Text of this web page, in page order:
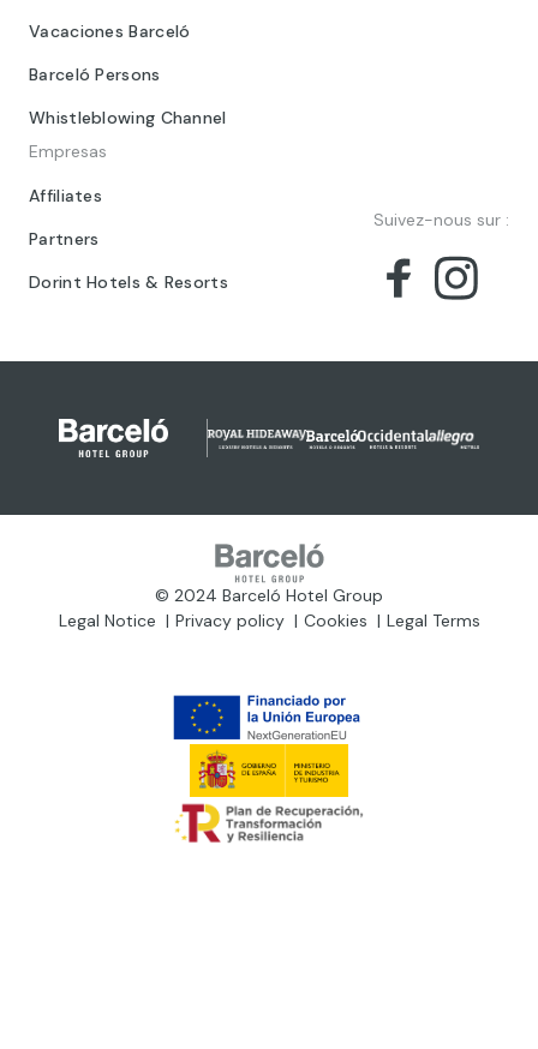
Vacaciones Barceló
Barceló Persons
Whistleblowing Channel
Empresas
Affiliates
Partners
Dorint Hotels & Resorts
Suivez-nous sur :
© 2024 Barceló Hotel Group
Legal Notice
Privacy policy Cookies Legal Terms